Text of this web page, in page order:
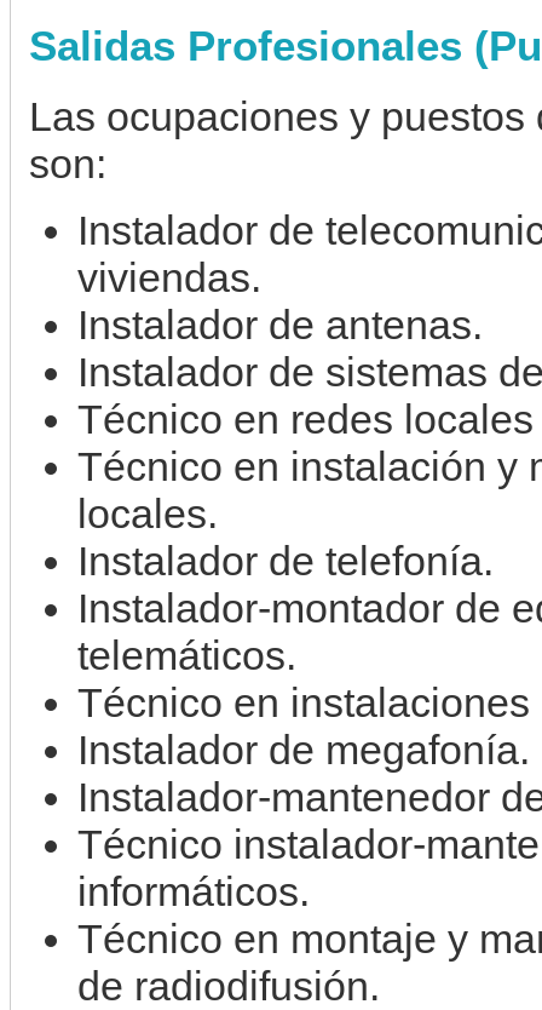
Salidas Profesionales
Las ocupaciones y
son:
Instalador de
viviendas.
Instalador de antenas.
Instalador de sistemas
Técnico en redes
Técnico en instalación y
locales.
Instalador de telefonía.
Instalador-montador de
telemáticos.
Técnico en
Instalador de megafonía.
Instalador-mantenedor
Técnico instalador-
informáticos.
Técnico en montaje y
de radiodifusión.